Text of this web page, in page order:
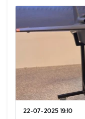
22-07-2025 19:10